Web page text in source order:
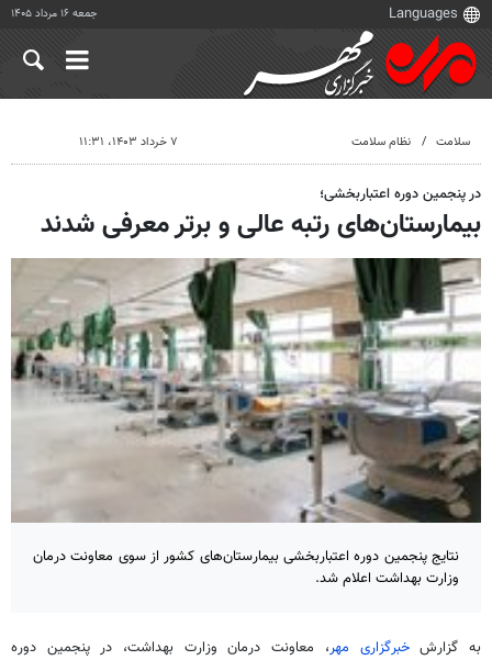
جمعه ۱۶ مرداد ۱۴۰۵
سلامت نظام سلامت ۷ خرداد ۱۴۰۳، ۱۱:۳۱
در پنجمین دوره اعتباربخشی؛
بیمارستان‌های رتبه عالی و برتر معرفی شدند
نتایج پنجمین دوره اعتباربخشی بیمارستان‌های کشور از سوی معاونت درمان
وزارت بهداشت اعلام شد.
به گزارشخبرگزاری مهر، معاونت درمان وزارت بهداشت، در پنجمین دوره